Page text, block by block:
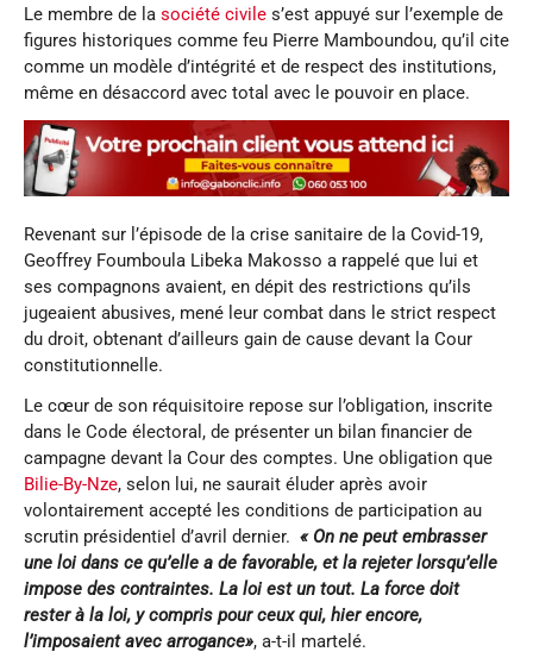
Le membre de la société civile s’est appuyé sur l’exemple de
figures historiques comme feu Pierre Mamboundou, qu’il cite
comme un modèle d’intégrité et de respect des institutions,
même en désaccord avec total avec le pouvoir en place.
Revenant sur l’épisode de la crise sanitaire de la Covid-19,
Geoffrey Foumboula Libeka Makosso a rappelé que lui et
ses compagnons avaient, en dépit des restrictions qu’ils
jugeaient abusives, mené leur combat dans le strict respect
du droit, obtenant d’ailleurs gain de cause devant la Cour
constitutionnelle.
Le cœur de son réquisitoire repose sur l’obligation, inscrite
dans le Code électoral, de présenter un bilan financier de
campagne devant la Cour des comptes. Une obligation que
Bilie-By-Nze, selon lui, ne saurait éluder après avoir
volontairement accepté les conditions de participation au
scrutin présidentiel d’avril dernier. « On ne peut embrasser
une loi dans ce qu’elle a de favorable, et la rejeter lorsqu’elle
impose des contraintes. La loi est un tout. La force doit
rester à la loi, y compris pour ceux qui, hier encore,
l’imposaient avec arrogance», a-t-il martelé.